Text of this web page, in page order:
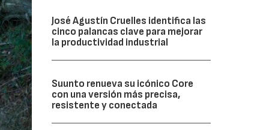
José Agustín Cruelles identifica las
cinco palancas clave para mejorar
la productividad industrial
Suunto renueva su icónico Core
con una versión más precisa,
resistente y conectada